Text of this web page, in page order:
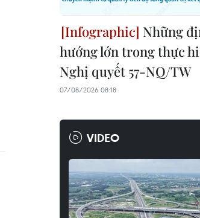
Những
hướng lớn trong thực
Nghị quyết 57-NQ/TW
07/08/2026 08:18
VIDEO